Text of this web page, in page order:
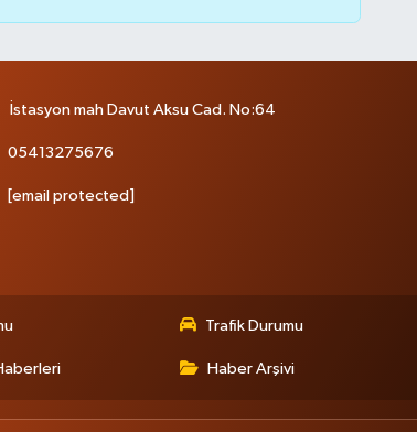
İstasyon mah Davut Aksu Cad. No:64
05413275676
[email protected]
Trafik Durumu
Haber Arşivi